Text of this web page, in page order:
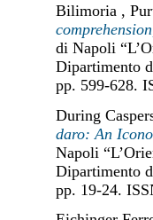
Bilimoria ,
di Napoli
Dipartimento
pp. 599-628.
During
daro: An
Napoli
Dipartimento
pp. 19-24.